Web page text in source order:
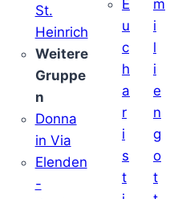
St.
Heinrich
Weitere
Gruppe
n
Donna
in Via
Elenden
-
E
u
c
h
a
r
i
s
t
m
i
l
i
e
n
g
o
t